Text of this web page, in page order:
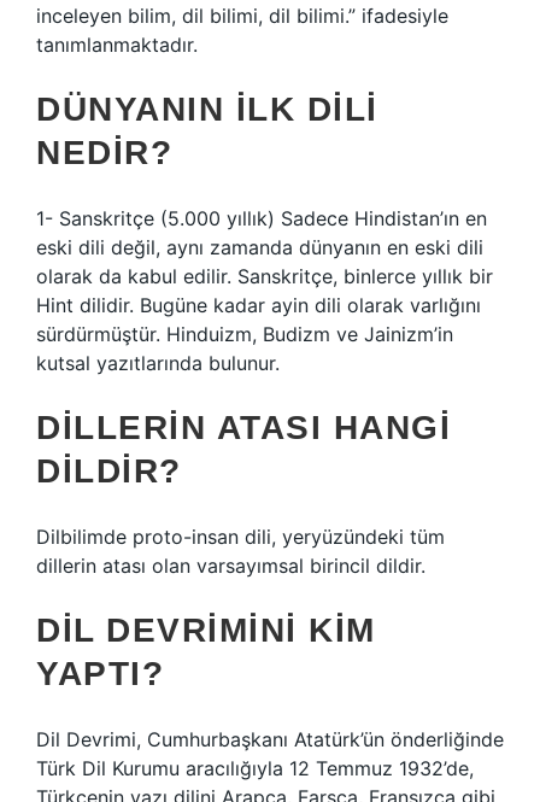
inceleyen bilim, dil bilimi, dil bilimi.” ifadesiyle
tanımlanmaktadır.
DÜNYANIN ILK DILI
NEDIR?
1- Sanskritçe (5.000 yıllık) Sadece Hindistan’ın en
eski dili değil, aynı zamanda dünyanın en eski dili
olarak da kabul edilir. Sanskritçe, binlerce yıllık bir
Hint dilidir. Bugüne kadar ayin dili olarak varlığını
sürdürmüştür. Hinduizm, Budizm ve Jainizm’in
kutsal yazıtlarında bulunur.
DILLERIN ATASI HANGI
DILDIR?
Dilbilimde proto-insan dili, yeryüzündeki tüm
dillerin atası olan varsayımsal birincil dildir.
DIL DEVRIMINI KIM
YAPTI?
Dil Devrimi, Cumhurbaşkanı Atatürk’ün önderliğinde
Türk Dil Kurumu aracılığıyla 12 Temmuz 1932’de,
Türkçenin yazı dilini Arapça, Farsça, Fransızca gibi